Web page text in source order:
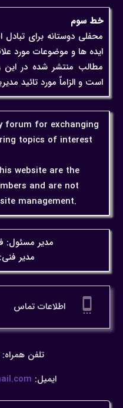
خط سوم
محفلی دوستانه برای تبادل
ایده ها و موضوعات مورد
مطالب منتشر شده در
است و الزاماً مورد تائید
forum for exchanging
topics of interest
website are the
and are not
management.
مدیر مسئول:
مدیر
settings_cell اطلاعات تماس
تلفن همراه: ۲۴۱۷-۴۷۲-۸۵۸
ایمیل: